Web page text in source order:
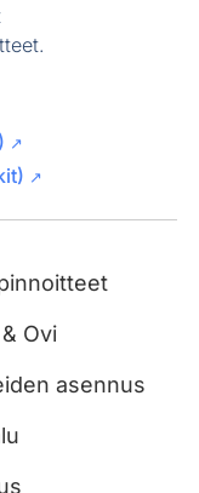
↗
↗
Ovi
asennus